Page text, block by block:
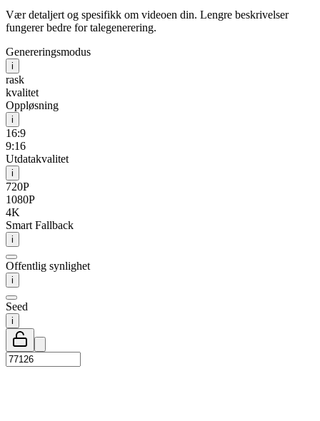
Vær detaljert og spesifikk om videoen din. Lengre beskrivelser
fungerer bedre for talegenerering.
Genereringsmodus
i
rask
kvalitet
Oppløsning
i
16:9
9:16
Utdatakvalitet
i
720P
1080P
4K
Smart Fallback
i
Offentlig synlighet
i
Seed
i